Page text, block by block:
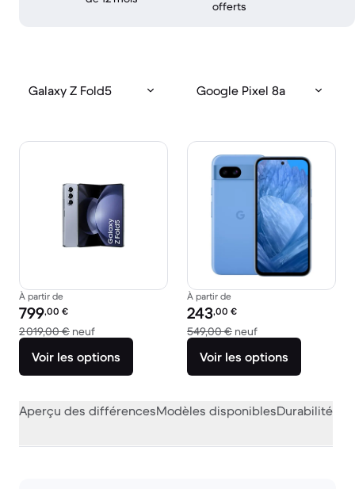
offerts
Galaxy Z Fold5 Google Pixel 8a
À partir de
Prix reconditionné :
799,00 €
2 019,00 € neufcontre 2 019,00 € neuf
Voir les options
À partir de
Prix reconditionné :
243,00 €
549,00 € neufcontre 549,00 €
Voir les options
Aperçu des différencesModèles disponiblesDurabilité